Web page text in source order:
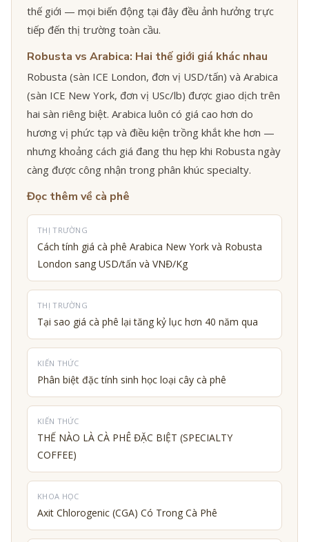
thế giới — mọi biến động tại đây đều ảnh hưởng trực
tiếp đến thị trường toàn cầu.
Robusta vs Arabica: Hai thế giới giá khác nhau
Robusta (sàn ICE London, đơn vị USD/tấn) và Arabica
(sàn ICE New York, đơn vị USc/lb) được giao dịch trên
hai sàn riêng biệt. Arabica luôn có giá cao hơn do
hương vị phức tạp và điều kiện trồng khắt khe hơn —
nhưng khoảng cách giá đang thu hẹp khi Robusta ngày
càng được công nhận trong phân khúc specialty.
Đọc thêm về cà phê
THỊ TRƯỜNG
Cách tính giá cà phê Arabica New York và Robusta
London sang USD/tấn và VNĐ/Kg
THỊ TRƯỜNG
Tại sao giá cà phê lại tăng kỷ lục hơn 40 năm qua
KIẾN THỨC
Phân biệt đặc tính sinh học loại cây cà phê
KIẾN THỨC
THẾ NÀO LÀ CÀ PHÊ ĐẶC BIỆT (SPECIALTY
COFFEE)
KHOA HỌC
Axit Chlorogenic (CGA) Có Trong Cà Phê